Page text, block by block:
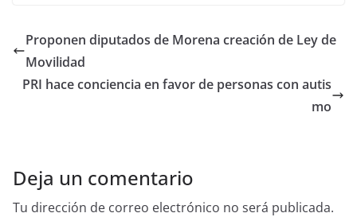
e
b
o
er e
Proponen diputados de Morena creación de Ley de
Movilidad
PRI hace conciencia en favor de personas con autis
mo
Deja un comentario
Tu dirección de correo electrónico no será publicada.